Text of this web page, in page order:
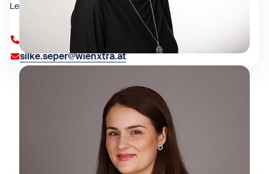
Leiterin Finanz & Personal
+43 1 909 4000 84322
silke.seper@wienxtra.at